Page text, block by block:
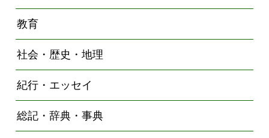
教育
社会・歴史・地理
紀行・エッセイ
総記・辞典・事典